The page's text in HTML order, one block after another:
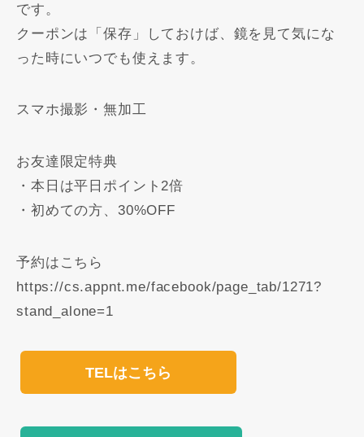
です。
クーポンは「保存」しておけば、鏡を見て気にな
った時にいつでも使えます。
スマホ撮影・無加工
お友達限定特典
・本日は平日ポイント2倍
・初めての方、30%OFF️
予約はこちら
https://cs.appnt.me/facebook/page_tab/1271?
stand_alone=1
TELはこちら